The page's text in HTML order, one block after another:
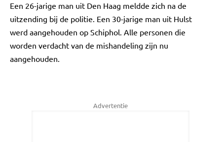
Een 26-jarige man uit Den Haag meldde zich na de
uitzending bij de politie. Een 30-jarige man uit Hulst
werd aangehouden op Schiphol. Alle personen die
worden verdacht van de mishandeling zijn nu
aangehouden.
Advertentie